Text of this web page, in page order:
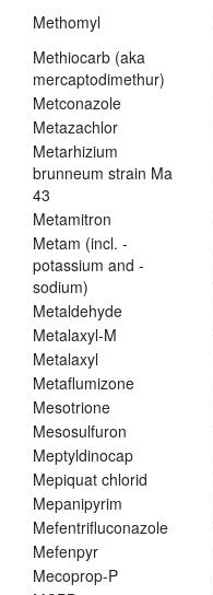
Methomyl
Methiocarb (aka
mercaptodimethur)
Metconazole
Metazachlor
Metarhizium
brunneum strain Ma
43
Metamitron
Metam (incl. -
potassium and -
sodium)
Metaldehyde
Metalaxyl-M
Metalaxyl
Metaflumizone
Mesotrione
Mesosulfuron
Meptyldinocap
Mepiquat chlorid
Mepanipyrim
Mefentrifluconazole
Mefenpyr
Mecoprop-P